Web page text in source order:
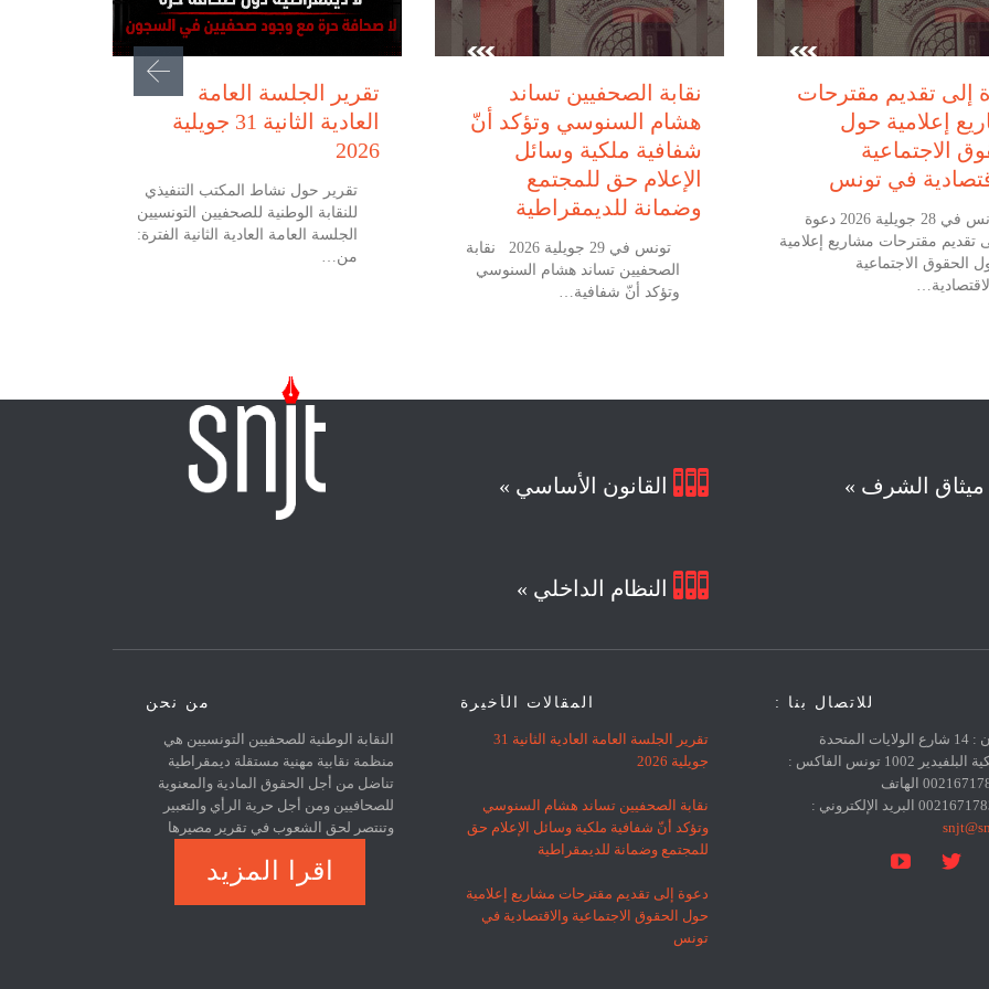
تقرير الجلسة العامة
العادية الثانية 31 جويلية
2026
تقرير حول نشاط المكتب التنفيذي
للنقابة الوطنية للصحفيين التونسيين
الجلسة العامة العادية الثانية الفترة:
من…
نقابة الصحفيين تساند
هشام السنوسي وتؤكد أنّ
شفافية ملكية وسائل
الإعلام حق للمجتمع
وضمانة للديمقراطية
تونس في 29 جويلية 2026 نقابة
الصحفيين تساند هشام السنوسي
وتؤكد أنّ شفافية…
إلى تقديم مقترحات
إعلامية حول
الاجتماعية
في تونس
تونس في 28 جويلية 2026 دعوة
تقديم مقترحات مشاريع إعلامية
الحقوق الاجتماعية
 القانون الأساسي »
 النظام الداخلي »
ميثاق الشرف »
من نحن
النقابة الوطنية للصحفيين التونسيين هي
منظمة نقابية مهنية مستقلة ديمقراطية
تناضل من أجل الحقوق المادية والمعنوية
للصحافيين ومن أجل حرية الرأي والتعبير
وتنتصر لحق الشعوب في تقرير مصيرها
اقرا المزيد
المقالات الأخيرة
تقرير الجلسة العامة العادية الثانية 31
جويلية 2026
نقابة الصحفيين تساند هشام السنوسي
وتؤكد أنّ شفافية ملكية وسائل الإعلام حق
للمجتمع وضمانة للديمقراطية
دعوة إلى تقديم مقترحات مشاريع إعلامية
حول الحقوق الاجتماعية والاقتصادية في
تونس
للاتصال بنا :
العنوان : 14 شارع الولايات المتحدة
الأمريكية البلفيدير 1002 تونس الفاكس :
0021671783383 الهاتف

